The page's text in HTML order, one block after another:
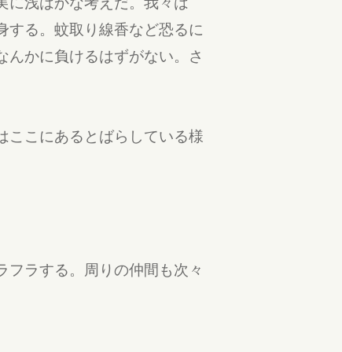
する。蚊取り線香など恐るに
かに負けるはずがない。さ
ここにあるとばらしている様
ラする。周りの仲間も次々